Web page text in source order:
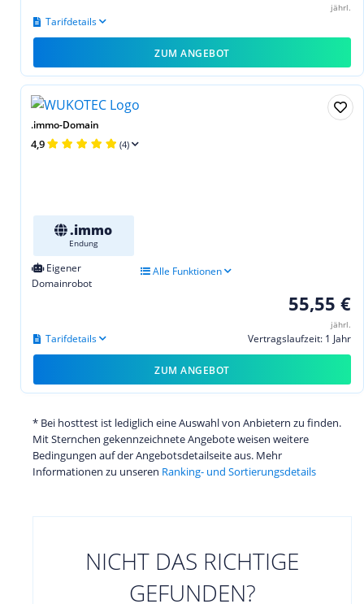
jährl.
Tarifdetails
ZUM ANGEBOT
.immo-Domain
4,9 (4)
.immo
Endung
Eigener
Domainrobot
Alle Funktionen
55,55 €
jährl.
Vertragslaufzeit: 1 Jahr
Tarifdetails
ZUM ANGEBOT
* Bei hosttest ist lediglich eine Auswahl von Anbietern zu finden.
Mit Sternchen gekennzeichnete Angebote weisen weitere
Bedingungen auf der Angebotsdetailseite aus. Mehr
Informationen zu unseren Ranking- und Sortierungsdetails
NICHT DAS RICHTIGE
GEFUNDEN?